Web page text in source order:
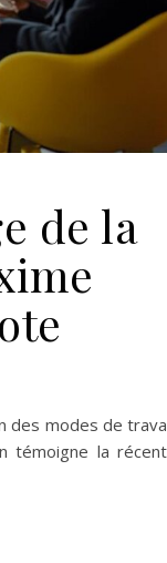
de la
des modes de
témoigne la